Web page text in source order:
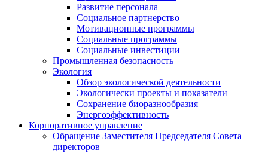
Развитие персонала
Социальное партнерство
Мотивационные программы
Социальные программы
Социальные инвестиции
Промышленная безопасность
Экология
Обзор экологической деятельности
Экологически проекты и показатели
Сохранение биоразнообразия
Энергоэффективность
Корпоративное управление
Обращение Заместителя Председателя Совета
директоров